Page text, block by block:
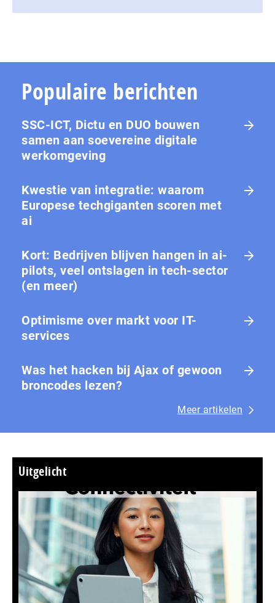
Populaire berichten
SSC-ICT, Dictu en DUO bouwen
samen aan soevereine digitale
werkomgeving
Kwestie van integratie: waarom
Europese tech­gi­gan­ten scoren met
ai
Kort: Bedrijven blijven hangen in ai-
pilots, veel ontslagen in tech-sector
(en meer)
Optimisme over markt voor IT-
services
Was het hacken bij Ajax of gewoon
broncodes lezen?
Meer artikelen
Uitgelicht